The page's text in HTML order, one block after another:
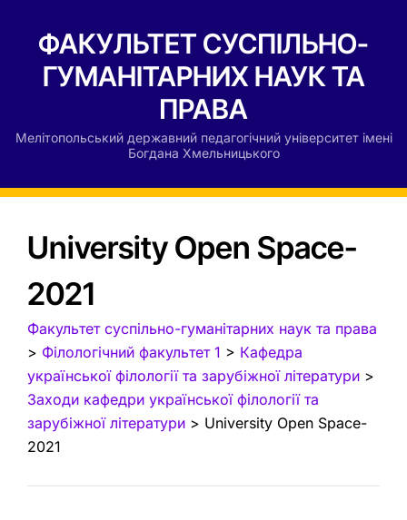
ФАКУЛЬТЕТ СУСПІЛЬНО-
ГУМАНІТАРНИХ НАУК ТА
ПРАВА
Мелітопольський державний педагогічний університет імені
Богдана Хмельницького
University Open Space-
2021
Факультет суспільно-гуманітарних наук та права
> Філологічний факультет 1 > Кафедра
української філології та зарубіжної літератури >
Заходи кафедри української філології та
зарубіжної літератури > University Open Space-
2021